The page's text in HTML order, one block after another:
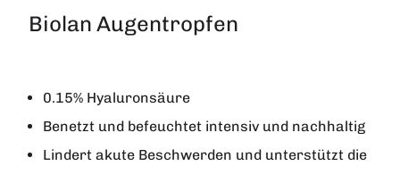
Biolan Augentropfen
0.15% Hyaluronsäure
Benetzt und befeuchtet intensiv und nachhaltig
Lindert akute Beschwerden und unterstützt die